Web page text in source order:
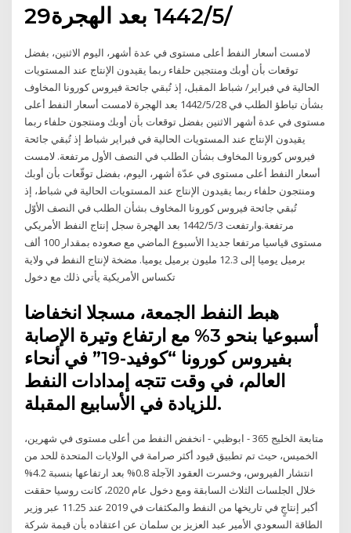
29‏‏/5‏‏/1442 بعد الهجرة
لامست أسعار النفط أعلى مستوى في عدة أشهر، اليوم الاثنين، بفضل
توقعات بأن أوبك ومنتجين حلفاء ربما يقيدون الإنتاج عند المستويات
الحالية في فبراير/ شباط المقبل، إذ تُبقي جائحة فيروس كورونا المخاوف
بشأن تباطؤ الطلب في 28‏‏/5‏‏/1442 بعد الهجرة لامست أسعار النفط أعلى
مستوى في عدة أشهر الاثنين بفضل توقعات بأن أوبك ومنتجون حلفاء ربما
يقيدون الإنتاج عند المستويات الحالية في فبراير شباط إذ تُبقي جائحة
فيروس كورونا المخاوف بشأن الطلب في النصف الأول مرتفعة. لامست
أسعار النفط أعلى مستوى في عدّة أشهر، اليوم، بفضل توقّعات بأن أوبك
ومنتجون حلفاء ربما يقيدون الإنتاج عند المستويات الحالية في شباط، إذ
تُبقي جائحة فيروس كورونا المخاوف بشأن الطلب في النصف الأوّل
مرتفعة.وارتفعت 3‏‏/5‏‏/1442 بعد الهجرة سجل إنتاج النفط الأمريكي
مستوى قياسيا مرتفعا جديدا الأسبوع الماضي مع صعوده بمقدار 100 ألف
برميل يوميا إلى 12.3 مليون برميل يوميا. مضخة لإنتاج النفط في ولاية
تكساس الأمريكية يأتي ذلك مع دخول
هبط النفط الجمعة، مسجلا انخفاضا
أسبوعيا بنحو 3% مع ارتفاع وتيرة الإصابة
بفيروس كورونا “كوفيد-19” في أنحاء
العالم، في وقت تتجه إمدادات النفط
للزيادة في الأسابيع المقبلة.
متابعة الخليج 365 - ابوظبي - انخفض النفط من أعلى مستوى في شهرين،
الخميس، حيث تم تطبيق قيود أكثر صرامة في الولايات المتحدة للحد من
انتشار الفيروس، وخسرت العقود الآجلة 0.8% بعد ارتفاعها بنسبة 4.2%
خلال الجلسات الثلاث السابقة ومع دخول عام 2020، كانت روسيا حققت
أكبر إنتاجٍ في تاريخها من النفط والمكثفات في 2019 عند 11.25 عبر وزير
الطاقة السعودي الأمير عبد العزيز بن سلمان عن اعتقاده بأن قيمة شركة